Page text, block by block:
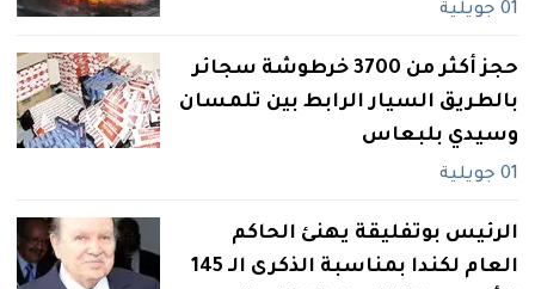
01 جويلية
حجز أكثر من 3700 خرطوشة سجائر
بالطريق السيار الرابط بين تلمسان
وسيدي بلبعاس
01 جويلية
الرئيس بوتفليقة يهنئ الحاكم
العام لكندا بمناسبة الذكرى الـ 145